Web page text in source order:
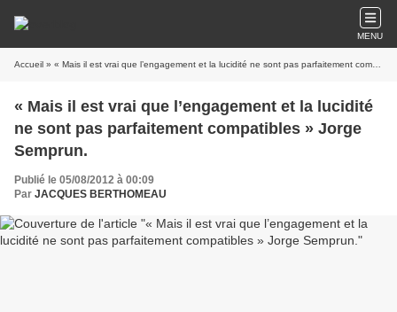
MENU
Accueil » « Mais il est vrai que l’engagement et la lucidité ne sont pas parfaitement compatibles » Jorge Semprun.
« Mais il est vrai que l’engagement et la lucidité
ne sont pas parfaitement compatibles » Jorge
Semprun.
Publié le 05/08/2012 à 00:09
Par JACQUES BERTHOMEAU